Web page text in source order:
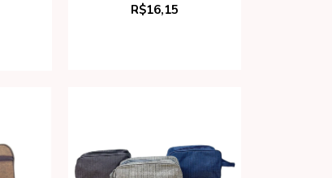
R$16,15